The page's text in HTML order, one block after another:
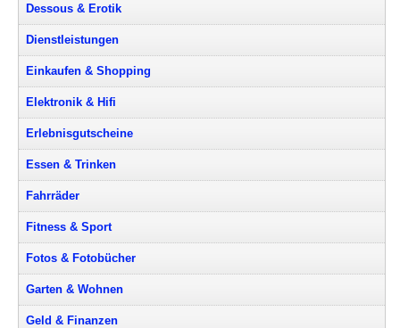
Dessous & Erotik
Dienstleistungen
Einkaufen & Shopping
Elektronik & Hifi
Erlebnisgutscheine
Essen & Trinken
Fahrräder
Fitness & Sport
Fotos & Fotobücher
Garten & Wohnen
Geld & Finanzen